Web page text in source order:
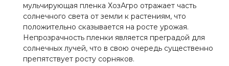
мульчирующая пленка ХозАгро отражает часть
солнечного света от земли к растениям, что
положительно сказывается на росте урожая.
Непрозрачность пленки является преградой для
солнечных лучей, что в свою очередь существенно
препятствует росту сорняков.